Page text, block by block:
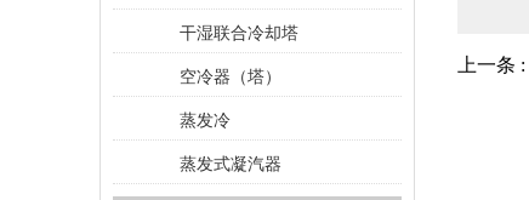
干湿联合冷却塔
空冷器（塔）
蒸发冷
蒸发式凝汽器
上一条 :